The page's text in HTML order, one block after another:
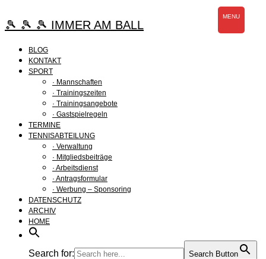
Inhalt
springen
🎾 🎾 🎾 IMMER AM BALL
BLOG
KONTAKT
SPORT
· Mannschaften
· Trainingszeiten
· Trainingsangebote
· Gastspielregeln
TERMINE
TENNISABTEILUNG
· Verwaltung
· Mitgliedsbeiträge
· Arbeitsdienst
· Antragsformular
· Werbung – Sponsoring
DATENSCHUTZ
ARCHIV
HOME
Search for: Search Button
MENU